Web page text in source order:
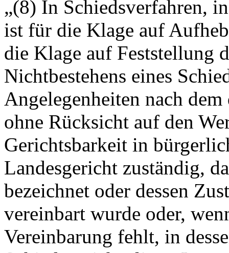
„(8) In Schiedsverfahren,
ist für die Klage auf
die Klage auf Feststellung
Nichtbestehens eines
Angelegenheiten nach
ohne Rücksicht auf den
Gerichtsbarkeit in
Landesgericht zuständig,
bezeichnet oder dessen
vereinbart wurde oder,
Vereinbarung fehlt, in